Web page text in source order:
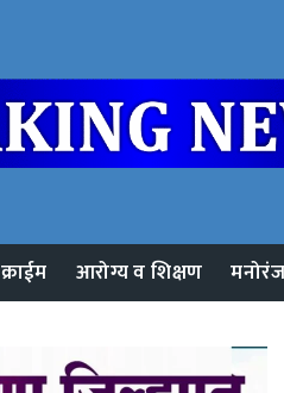
क्राईम आरोग्य व शिक्षण